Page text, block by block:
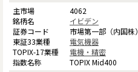
4062
イビデン
市場第一部（内国株）
電気機器
電機・精密
TOPIX Mid400